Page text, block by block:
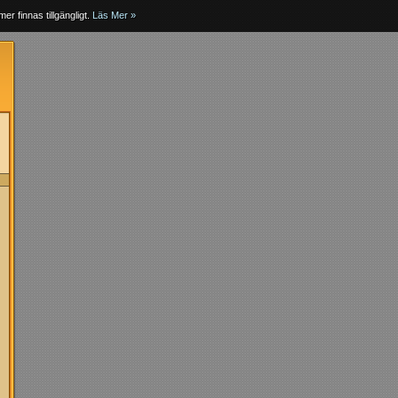
finnas tillgängligt. Läs Mer »